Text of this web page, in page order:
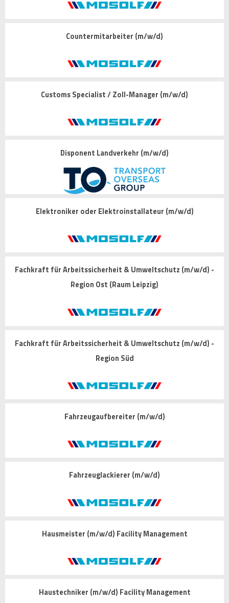
Countermitarbeiter (m/w/d)
Customs Specialist / Zoll-Manager (m/w/d)
Disponent Landverkehr (m/w/d)
Elektroniker oder Elektroinstallateur (m/w/d)
Fachkraft für Arbeitssicherheit & Umweltschutz (m/w/d) -
Region Ost (Raum Leipzig)
Fachkraft für Arbeitssicherheit & Umweltschutz (m/w/d) -
Region Süd
Fahrzeugaufbereiter (m/w/d)
Fahrzeuglackierer (m/w/d)
Hausmeister (m/w/d) Facility Management
Haustechniker (m/w/d) Facility Management